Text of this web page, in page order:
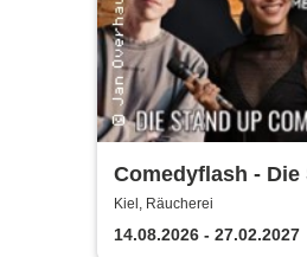
Comedyflash - Die
Comedy Show in
Kiel, Räucherei
14.08.2026 - 27.02.2027